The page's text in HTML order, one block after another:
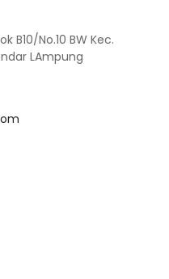
B10/No.10 BW Kec.
LAmpung